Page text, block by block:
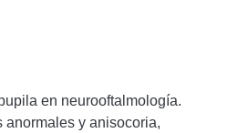
en neurooftalmología.
anormales y anisocoria,